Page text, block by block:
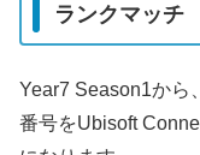
ランクマッチ
Year7 Season1から
番号をUbisoft